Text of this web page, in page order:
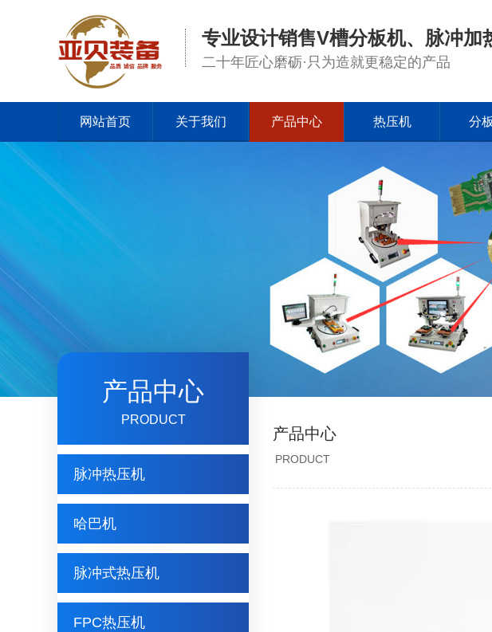
专业设计销售V槽分板机、脉冲加
二十年匠心磨砺·只为造就更稳定的产品
网站首页 关于我们 产品中心 热压机 分
产品中心
PRODUCT
脉冲热压机
哈巴机
脉冲式热压机
FPC热压机
产品中心
PRODUCT